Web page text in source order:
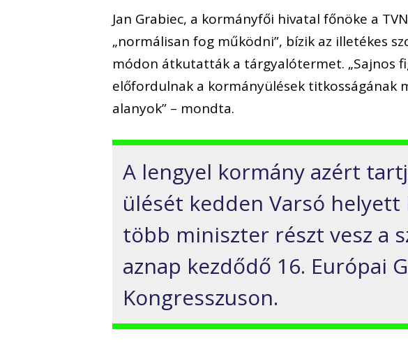
Jan Grabiec, a kormányfői hivatal főnöke a
„normálisan fog működni”, bízik az illetékes
módon átkutatták a tárgyalótermet. „Sajnos
előfordulnak a kormányülések titkosságának
alanyok” – mondta.
A lengyel kormány azért
ülését kedden Varsó
több miniszter részt vesz a
aznap kezdődő 16. Európai
Kongresszuson.